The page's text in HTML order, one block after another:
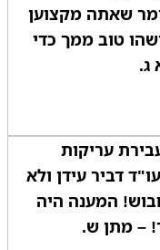
שאתה מקצוען
טוב ממך כדי
ג.
עריקות
דביר עידן ולא
המענה היה
– מתן ש.